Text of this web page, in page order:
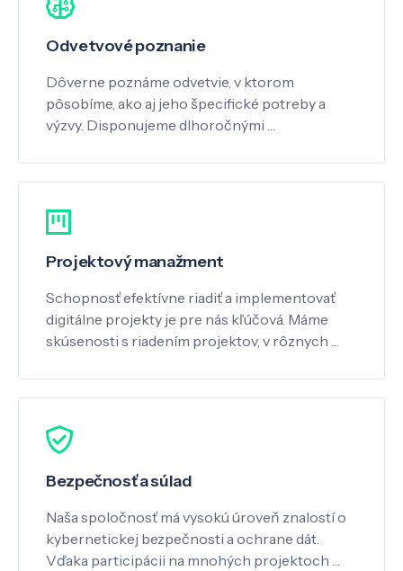
Odvetvové poznanie
Dôverne poznáme odvetvie, v ktorom
pôsobíme, ako aj jeho špecifické potreby a
výzvy. Disponujeme dlhoročnými …
Projektový manažment
Schopnosť efektívne riadiť a implementovať
digitálne projekty je pre nás kľúčová. Máme
skúsenosti s riadením projektov, v rôznych …
Bezpečnosť a súlad
Naša spoločnosť má vysokú úroveň znalostí o
kybernetickej bezpečnosti a ochrane dát.
Vďaka participácii na mnohých projektoch …